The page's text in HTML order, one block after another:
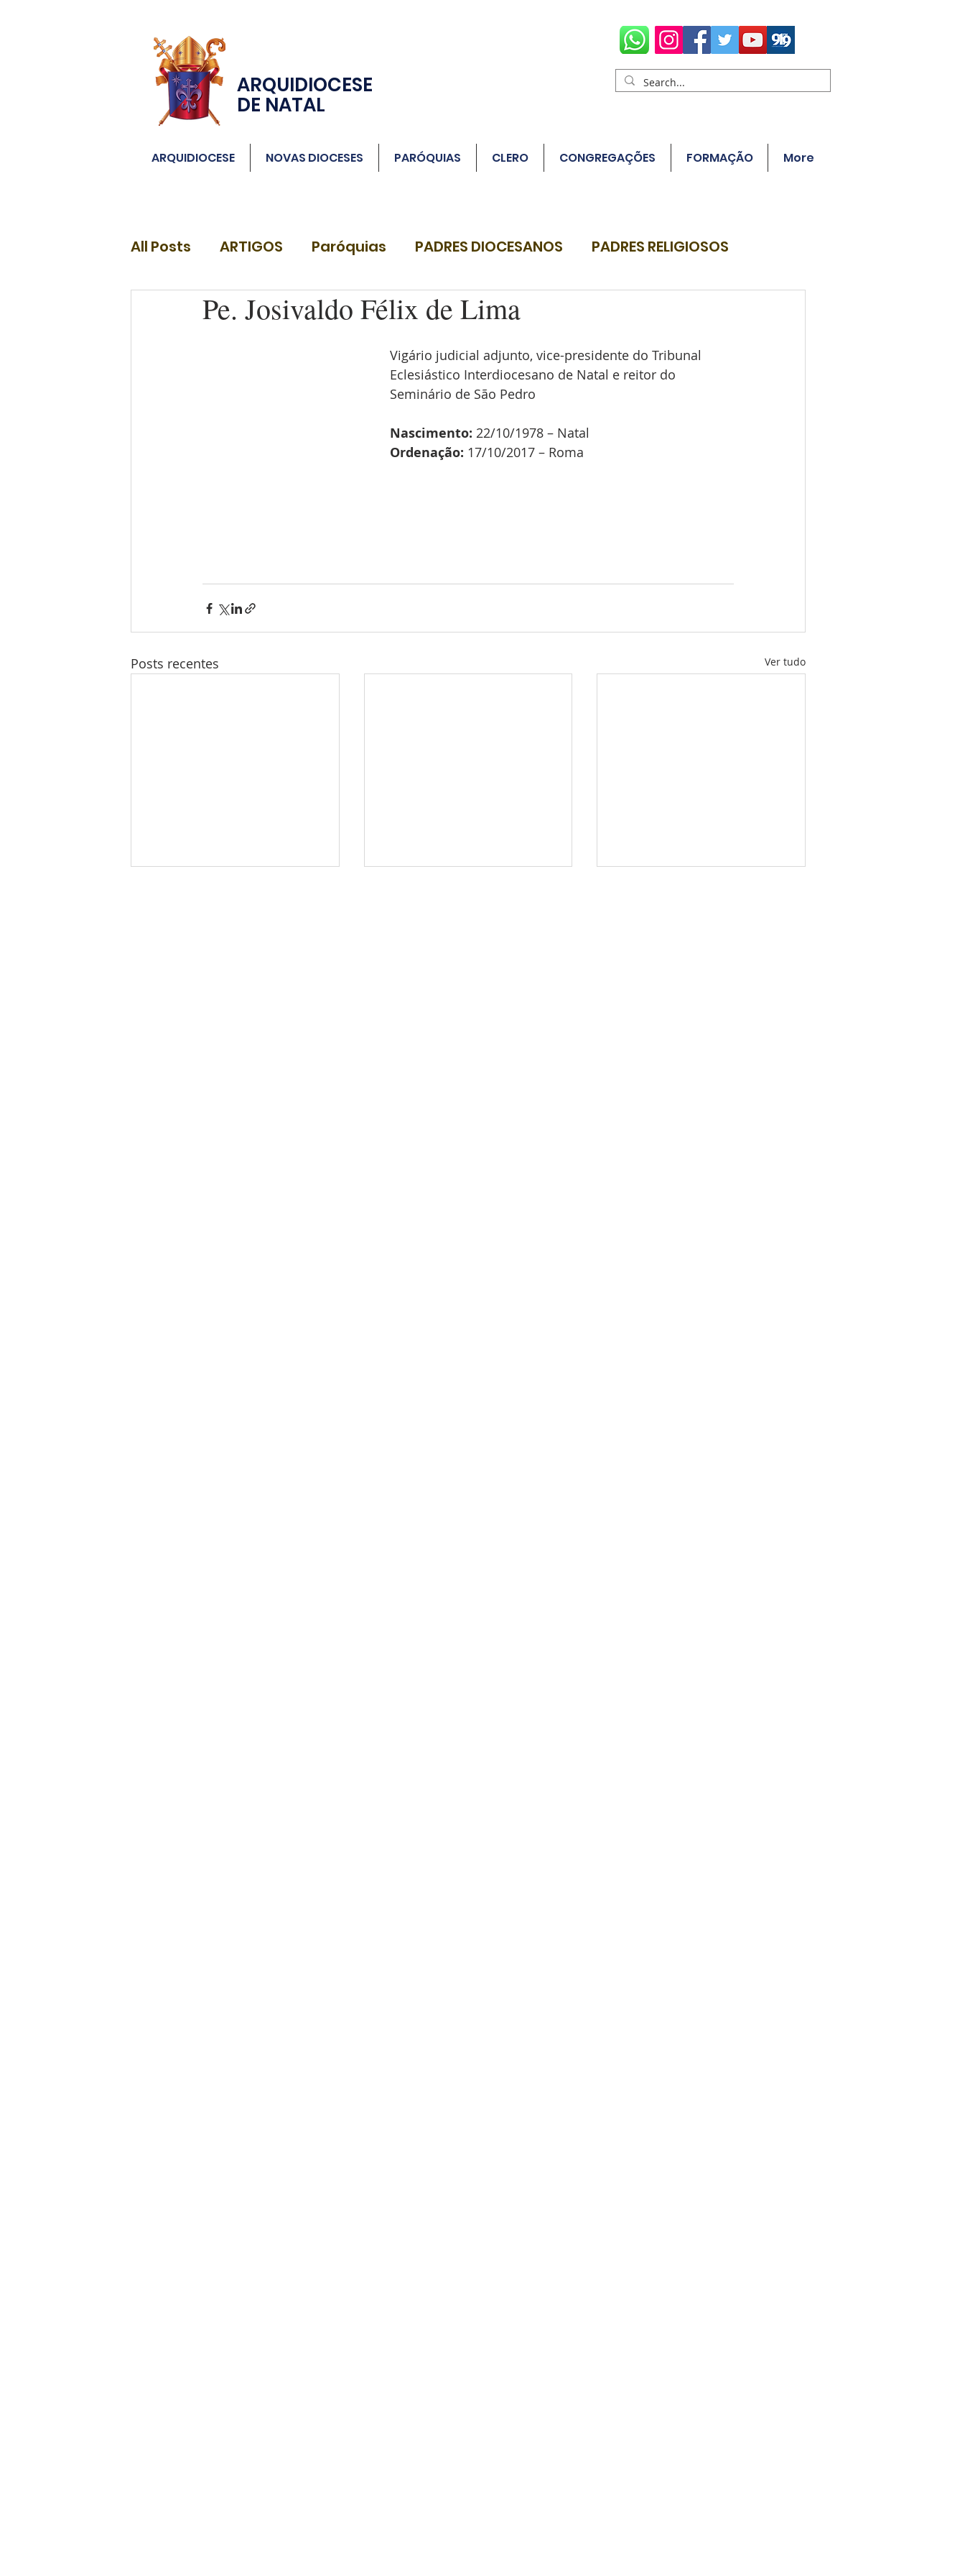
ARQUIDIOCESE
DE NATAL
ARQUIDIOCESE NOVAS DIOCESES PARÓQUIAS CLERO CONGREGAÇÕES FORMAÇÃO More
All Posts ARTIGOS Paróquias PADRES DIOCESANOS PADRES RELIGIOSOS
DIÁCONOSPe. Josivaldo Félix de Lima
Vigário judicial adjunto, vice-presidente do Tribunal
Eclesiástico Interdiocesano de Natal e reitor do
Seminário de São Pedro
Nascimento: 22/10/1978 – Natal
Ordenação: 17/10/2017 – Roma
Posts recentes Ver tudo